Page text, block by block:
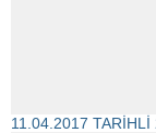
11.04.2017 TARİHLİ